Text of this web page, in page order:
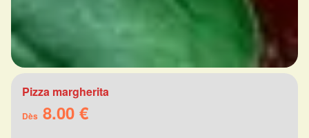
Pizza margherita
Dès 8.00 €